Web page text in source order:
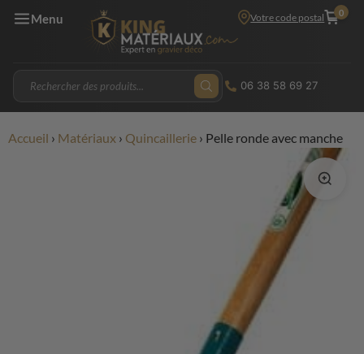
Menu Votre code postal 0
06 38 58 69 27
Accueil › Matériaux › Quincaillerie › Pelle ronde avec manche